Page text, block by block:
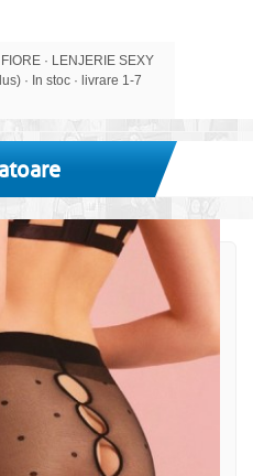
· LENJERIE SEXY
· In stoc · livrare 1-7